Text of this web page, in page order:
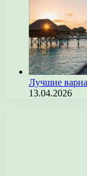
Лучшие
13.04.2026